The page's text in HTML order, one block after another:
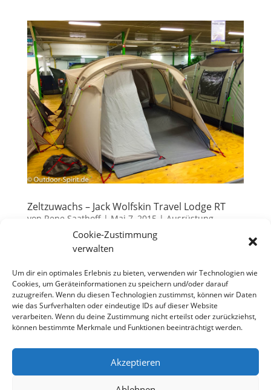
Cookie-Zustimmung
verwalten
Um dir ein optimales Erlebnis zu bieten, verwenden wir Technologien wie
Cookies, um Geräteinformationen zu speichern und/oder darauf
zuzugreifen. Wenn du diesen Technologien zustimmst, können wir Daten
wie das Surfverhalten oder eindeutige IDs auf dieser Website
verarbeiten. Wenn du deine Zustimmung nicht erteilst oder zurückziehst,
können bestimmte Merkmale und Funktionen beeinträchtigt werden.
Akzeptieren
Zeltzuwachs – Jack Wolfskin Travel Lodge RT
von Rene Saathoff| Mai 7, 2015 | Ausrüstung
Der Gedanke gärte schon eine Weile in meinem Hirn.
Familienzelt auf Tour gehen oder ist jetzt der richtige
Zeitpunkt, um sich ein neues zu kaufen?
Wohlgemerkt, unsere Familien-Camp-Saison startet
zu Christi Himmelfahrt in...
Datenschutzerklärung
Impressum
Cookie-Richtlinie (EU)